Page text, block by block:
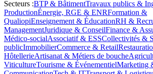
Secteurs :BTP & BâtimentTravaux publics &
ProductionÉnergie, RGE & ENRFormation &
QualiopiEnseignement & ÉducationRH &
ManagementJuridique & ConseilFinance &
Médico-socialAssociatif & ESSCollectivités &
publicImmobilierCommerce & Retail
HôtellerieArtisanat & Métiers de bouche
ViticultureTourisme & ÉvénementielMarketing